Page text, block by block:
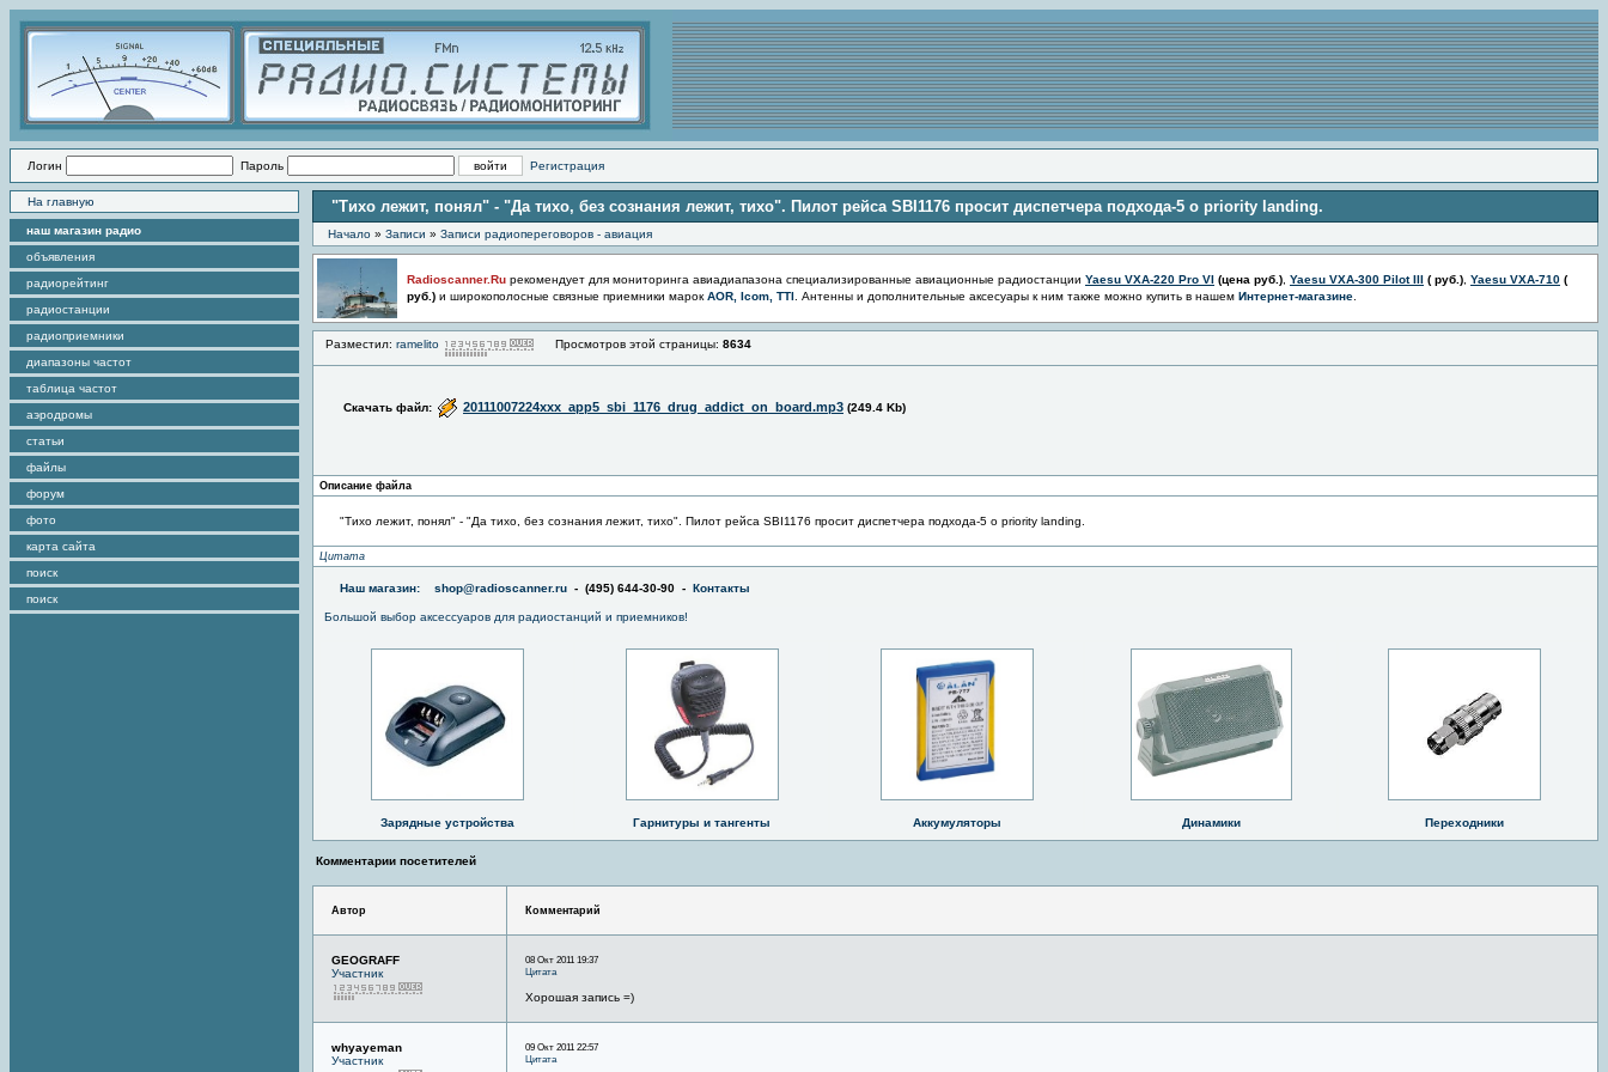
Логин Пароль Регистрация
На главную
наш магазин радио
объявления
радиорейтинг
радиостанции
радиоприемники
диапазоны частот
таблица частот
аэродромы
статьи
файлы
форум
фото
карта сайта
поиск
поиск
"Тихо лежит, понял" - "Да тихо, без сознания лежит, тихо". Пилот рейса SBI1176 просит диспетчера подхода-5 о priority landing.
Начало » Записи » Записи радиопереговоров - авиация
Radioscanner.Ru рекомендует для мониторинга авиадиапазона специализированные авиационные радиостанции Yaesu VXA-220 Pro VI (цена руб.) Yaesu VXA-300 Pilot III ( руб.) Yaesu VXA-710 (
руб.) и широкополосные связные приемники марок AOR, Icom, TTI . Антенны и дополнительные аксесуары к ним также можно купить в нашем Интернет-магазине
Разместил: ramelito Просмотров этой страницы: 8634
Скачать файл: 20111007224xxx_app5_sbi_1176_drug_addict_on_board.mp3 (249.4 Kb)
Описание файла
"Тихо лежит, понял" - "Да тихо, без сознания лежит, тихо". Пилот рейса SBI1176 просит диспетчера подхода-5 о priority landing.
Цитата
Наш магазин: shop@radioscanner.ru - (495) 644-30-90 - Контакты
Большой выбор аксессуаров для радиостанций и приемников!
Зарядные устройства Гарнитуры и тангенты Аккумуляторы Динамики Переходники
Комментарии посетителей
Автор Комментарий
GEOGRAFF
Участник
08 Окт 2011 19:37
Цитата
Хорошая запись =)
whyayeman
Участник
09 Окт 2011 22:57
Цитата